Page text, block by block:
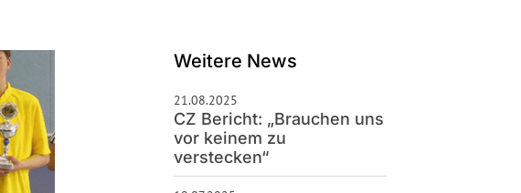
Weitere News
21.08.2025
CZ Bericht: „Brauchen uns
vor keinem zu
verstecken“
19.07.2025